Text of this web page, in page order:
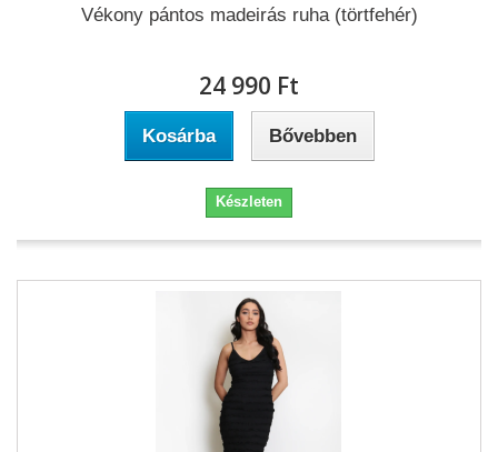
Vékony pántos madeirás ruha (törtfehér)
24 990 Ft‎
Kosárba Bővebben
Készleten